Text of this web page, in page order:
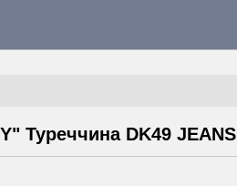
Туреччина DK49 JEANS